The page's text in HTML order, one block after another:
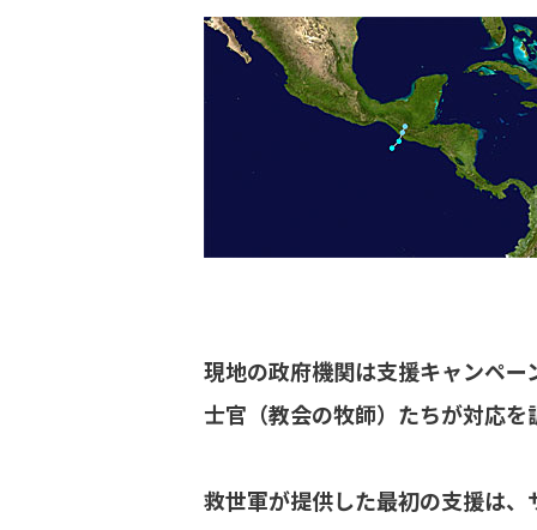
現地の政府機関は支援キャンペ
士官（教会の牧師）たちが対応
救世軍が提供した最初の支援は